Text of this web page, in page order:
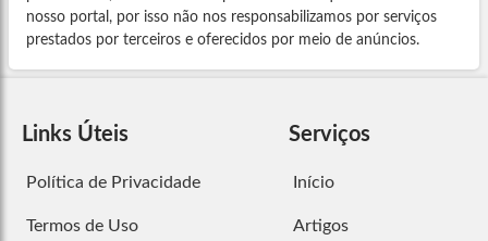
nosso portal, por isso não nos responsabilizamos por serviços
prestados por terceiros e oferecidos por meio de anúncios.
Links Úteis
Política de Privacidade
Termos de Uso
Serviços
Início
Artigos